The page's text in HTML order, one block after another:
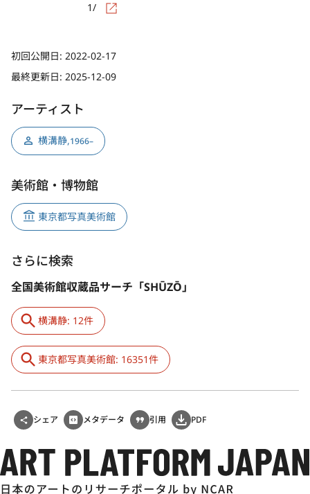
1/
初回公開日: 2022-02-17
最終更新日: 2025-12-09
アーティスト
横溝静,1966–
美術館・博物館
東京都写真美術館
さらに検索
全国美術館収蔵品サーチ「SHŪZŌ」
横溝静: 12件
東京都写真美術館: 16351件
シェア メタデータ 引用 PDF